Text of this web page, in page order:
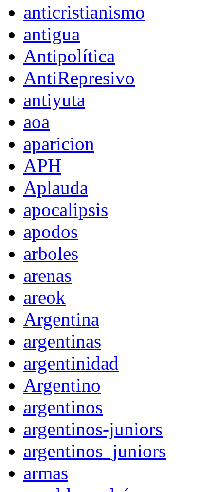
anticristianismo
antigua
Antipolítica
AntiRepresivo
antiyuta
aoa
aparicion
APH
Aplauda
apocalipsis
apodos
arboles
arenas
areok
Argentina
argentinas
argentinidad
Argentino
argentinos
argentinos-juniors
argentinos_juniors
armas